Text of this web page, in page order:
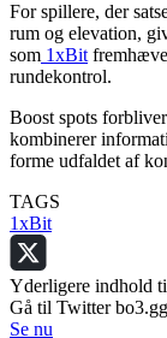
For spillere, der
rum og elevation,
som 1xBit
rundekontrol.
Boost spots
kombinerer
forme udfaldet af
TAGS
1xBit
Yderligere indhold
Gå til Twitter bo3.gg
Se nu